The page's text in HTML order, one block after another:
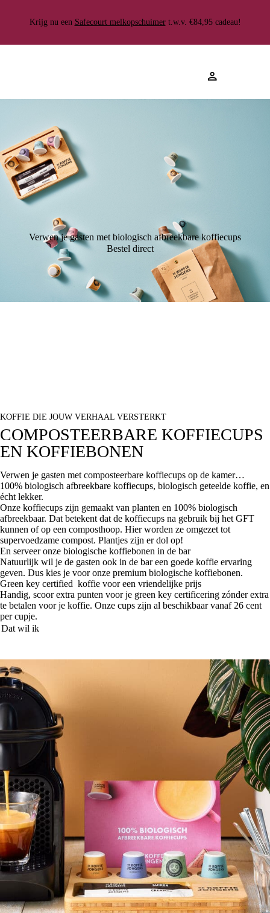
verzending
voor
★★★★★
Krijg nu een Safecourt melkopschuimert.w.v. €84,95 cadeau!
Verwen je gasten met biologisch afbreekbare koffiecups
Bestel direct
KOFFIE DIE JOUW VERHAAL VERSTERKT
COMPOSTEERBARE KOFFIECUPS
EN KOFFIEBONEN
Verwen je gasten met composteerbare koffiecups op de kamer…
100% biologisch afbreekbare koffiecups, biologisch geteelde koffie, en
écht lekker.
Onze koffiecups zijn gemaakt van planten en 100% biologisch
afbreekbaar. Dat betekent dat de koffiecups na gebruik bij het GFT
kunnen of op een composthoop. Hier worden ze omgezet tot
supervoedzame compost. Plantjes zijn er dol op!
En serveer onze biologische koffiebonen in de bar
Natuurlijk wil je de gasten ook in de bar een goede koffie ervaring
geven. Dus kies je voor onze premium biologische koffiebonen.
Green key certified koffie voor een vriendelijke prijs
Handig, scoor extra punten voor je green key certificering zónder extra
te betalen voor je koffie. Onze cups zijn al beschikbaar vanaf 26 cent
per cupje.
Dat wil ik